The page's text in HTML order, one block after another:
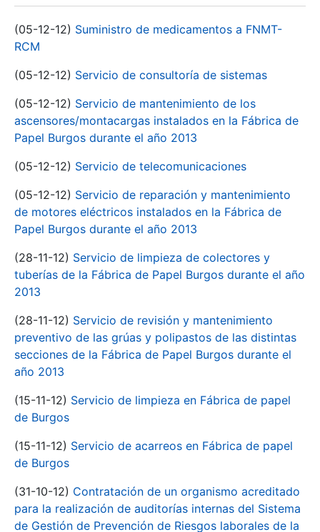
(05-12-12) Suministro de medicamentos a FNMT-
RCM
(05-12-12) Servicio de consultoría de sistemas
(05-12-12) Servicio de mantenimiento de los
ascensores/montacargas instalados en la Fábrica de
Papel Burgos durante el año 2013
(05-12-12) Servicio de telecomunicaciones
(05-12-12) Servicio de reparación y mantenimiento
de motores eléctricos instalados en la Fábrica de
Papel Burgos durante el año 2013
(28-11-12) Servicio de limpieza de colectores y
tuberías de la Fábrica de Papel Burgos durante el año
2013
(28-11-12) Servicio de revisión y mantenimiento
preventivo de las grúas y polipastos de las distintas
secciones de la Fábrica de Papel Burgos durante el
año 2013
(15-11-12) Servicio de limpieza en Fábrica de papel
de Burgos
(15-11-12) Servicio de acarreos en Fábrica de papel
de Burgos
(31-10-12) Contratación de un organismo acreditado
para la realización de auditorías internas del Sistema
de Gestión de Prevención de Riesgos laborales de la